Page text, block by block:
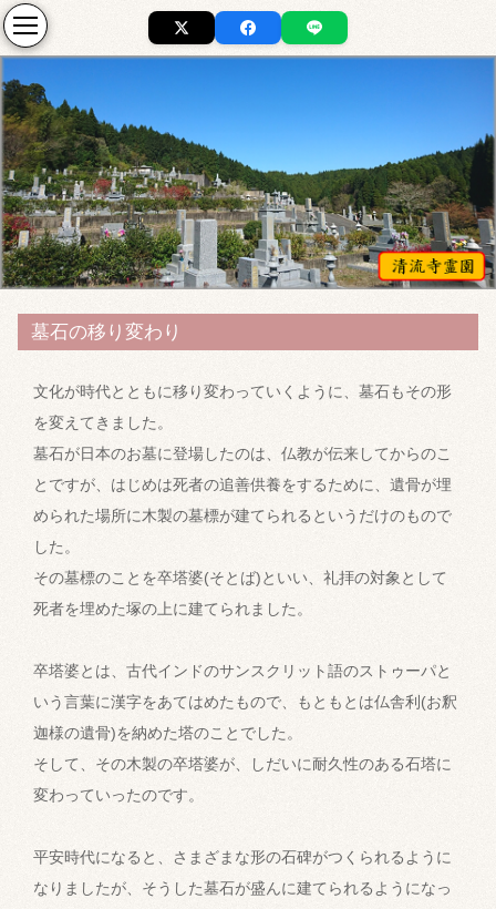
墓石の移り変わり
文化が時代とともに移り変わっていくように、墓石もその形
を変えてきました。
墓石が日本のお墓に登場したのは、仏教が伝来してからのこ
とですが、はじめは死者の追善供養をするために、遺骨が埋
められた場所に木製の墓標が建てられるというだけのもので
した。
その墓標のことを卒塔婆(そとば)といい、礼拝の対象として
死者を埋めた塚の上に建てられました。
卒塔婆とは、古代インドのサンスクリット語のストゥーパと
いう言葉に漢字をあてはめたもので、もともとは仏舎利(お釈
迦様の遺骨)を納めた塔のことでした。
そして、その木製の卒塔婆が、しだいに耐久性のある石塔に
変わっていったのです。
平安時代になると、さまざまな形の石碑がつくられるように
なりましたが、そうした墓石が盛んに建てられるようになっ